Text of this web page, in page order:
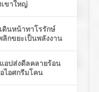
เขาใหญ่
นหน้าทาโรรักษ์
กขยะเป็นพลังงาน
อปส่งดีลคลายร้อน
ไอศกรีมโคน